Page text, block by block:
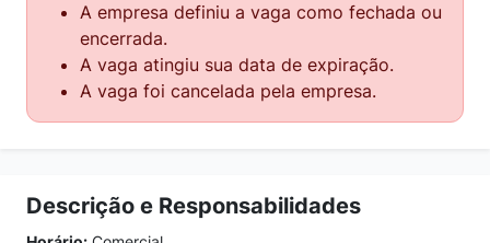
A empresa definiu a vaga como fechada ou
encerrada.
A vaga atingiu sua data de expiração.
A vaga foi cancelada pela empresa.
Descrição e Responsabilidades